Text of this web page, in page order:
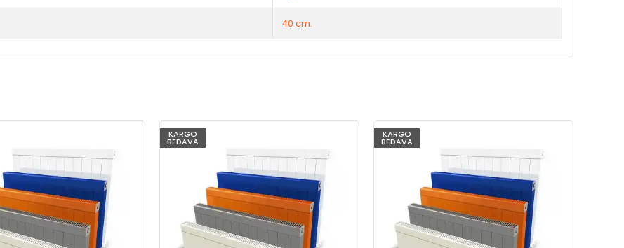
40 cm.
KARGO
BEDAVA
KARGO
BEDAVA